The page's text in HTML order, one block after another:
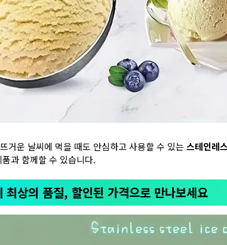
거운 날씨에 먹을 때도 안심하고 사용할 수 있는 스테인레
과 함께할 수 있습니다.
최상의 품질, 할인된 가격으로 만나보세요